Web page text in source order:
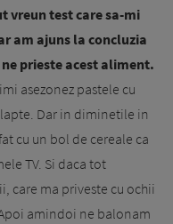
vreun test care sa-mi
am ajuns la concluzia
prieste acest aliment.
asezonez pastele cu
Dar in diminetile in
cu un bol de cereale ca
TV. Si daca tot
care ma priveste cu ochii
amindoi ne balonam